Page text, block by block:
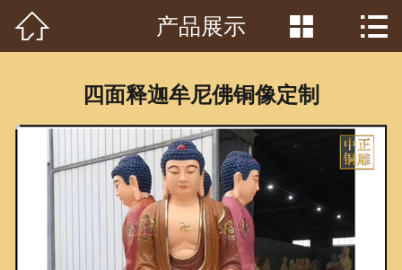
首页
客户见证
常识问答
 产品展示  
四面释迦牟尼佛铜像定制